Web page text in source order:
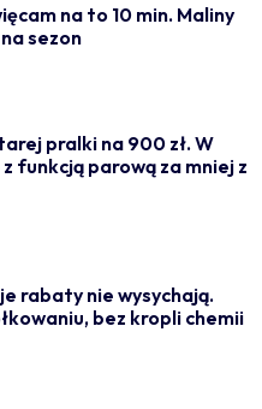
na to 10 min. Maliny
sezon
pralki na 900 zł. W
funkcją parową za mniej z
rabaty nie wysychają.
bez kropli chemii